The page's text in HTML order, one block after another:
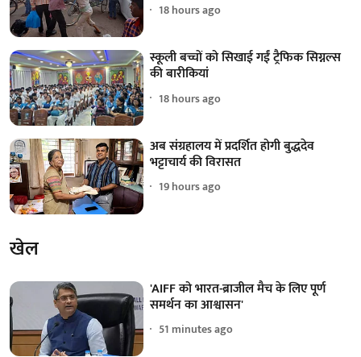
18 hours ago
स्कूली बच्चों को सिखाई गईं ट्रैफिक सिग्नल्स
की बारीकियां
18 hours ago
अब संग्रहालय में प्रदर्शित होगी बुद्धदेव
भट्टाचार्य की विरासत
19 hours ago
खेल
'AIFF को भारत-ब्राजील मैच के लिए पूर्ण
समर्थन का आश्वासन'
51 minutes ago